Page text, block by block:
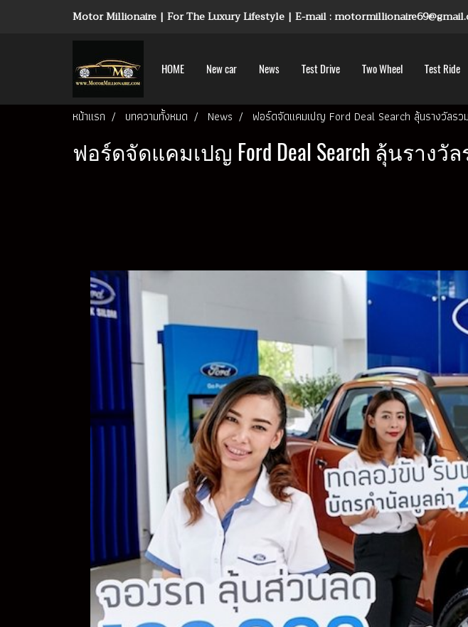
Motor Millionaire | For The Luxury Lifestyle | E-mail :
HOME New car News Test Drive Two Wheel Test Ride
หน้าแรก บทความทั้งหมด News ฟอร์ดจัดแคมเปญ Ford Deal Search ลุ้นรางวัลรว
ฟอร์ดจัดแคมเปญ Ford Deal Search ลุ้นรางวั